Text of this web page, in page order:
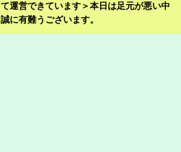
運営できています＞本日は足元が悪い中
に有難うございます。